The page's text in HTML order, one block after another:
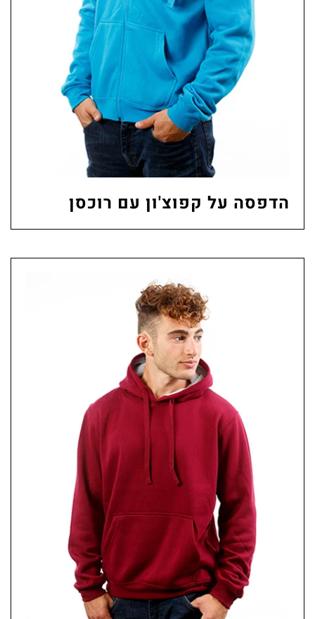
הדפסה על קפוצ'ון עם רוכסן